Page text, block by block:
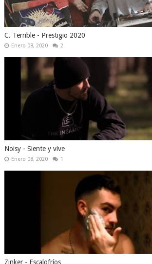
C. Terrible - Prestigio 2020
Enero 08, 2020 2
Noisy - Siente y vive
Enero 08, 2020 1
Zinker - Escalofríos